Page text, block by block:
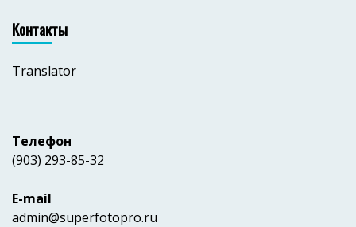
Контакты
Translator
Телефон
(903) 293-85-32
E-mail
admin@superfotopro.ru